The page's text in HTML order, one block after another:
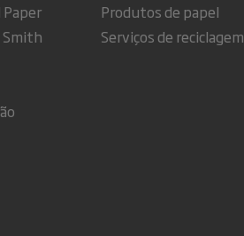
Smith
Produtos de papel
Serviços de reciclagem